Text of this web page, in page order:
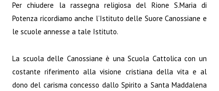
Per chiudere la rassegna religiosa del Rione S.Maria di
Potenza ricordiamo anche l’Istituto delle Suore Canossiane e
le scuole annesse a tale Istituto.
La scuola delle Canossiane è una Scuola Cattolica con un
costante riferimento alla visione cristiana della vita e al
dono del carisma concesso dallo Spirito a Santa Maddalena